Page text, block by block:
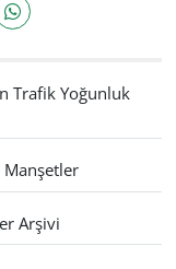
Trafik Yoğunluk
Manşetler
Arşivi